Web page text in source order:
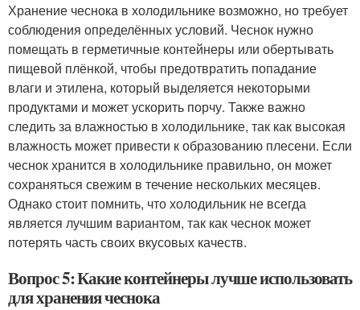
Хранение чеснока в холодильнике возможно, но требует
соблюдения определённых условий. Чеснок нужно
помещать в герметичные контейнеры или обертывать
пищевой плёнкой, чтобы предотвратить попадание
влаги и этилена, который выделяется некоторыми
продуктами и может ускорить порчу. Также важно
следить за влажностью в холодильнике, так как высокая
влажность может привести к образованию плесени. Если
чеснок хранится в холодильнике правильно, он может
сохраняться свежим в течение нескольких месяцев.
Однако стоит помнить, что холодильник не всегда
является лучшим вариантом, так как чеснок может
потерять часть своих вкусовых качеств.
Вопрос 5: Какие контейнеры лучше использовать
для хранения чеснока